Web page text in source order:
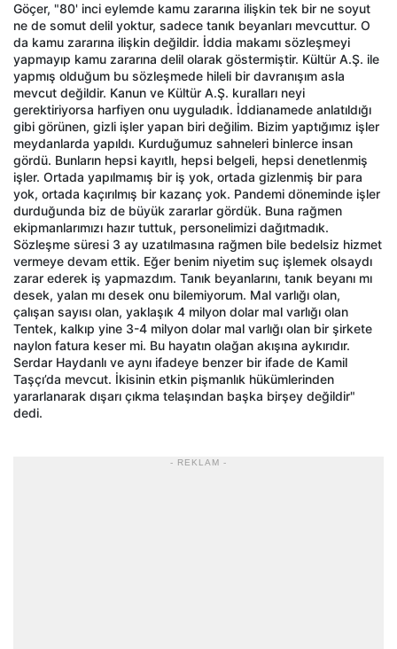
Göçer, "80' inci eylemde kamu zararına ilişkin tek bir ne soyut
ne de somut delil yoktur, sadece tanık beyanları mevcuttur. O
da kamu zararına ilişkin değildir. İddia makamı sözleşmeyi
yapmayıp kamu zararına delil olarak göstermiştir. Kültür A.Ş. ile
yapmış olduğum bu sözleşmede hileli bir davranışım asla
mevcut değildir. Kanun ve Kültür A.Ş. kuralları neyi
gerektiriyorsa harfiyen onu uyguladık. İddianamede anlatıldığı
gibi görünen, gizli işler yapan biri değilim. Bizim yaptığımız işler
meydanlarda yapıldı. Kurduğumuz sahneleri binlerce insan
gördü. Bunların hepsi kayıtlı, hepsi belgeli, hepsi denetlenmiş
işler. Ortada yapılmamış bir iş yok, ortada gizlenmiş bir para
yok, ortada kaçırılmış bir kazanç yok. Pandemi döneminde işler
durduğunda biz de büyük zararlar gördük. Buna rağmen
ekipmanlarımızı hazır tuttuk, personelimizi dağıtmadık.
Sözleşme süresi 3 ay uzatılmasına rağmen bile bedelsiz hizmet
vermeye devam ettik. Eğer benim niyetim suç işlemek olsaydı
zarar ederek iş yapmazdım. Tanık beyanlarını, tanık beyanı mı
desek, yalan mı desek onu bilemiyorum. Mal varlığı olan,
çalışan sayısı olan, yaklaşık 4 milyon dolar mal varlığı olan
Tentek, kalkıp yine 3-4 milyon dolar mal varlığı olan bir şirkete
naylon fatura keser mi. Bu hayatın olağan akışına aykırıdır.
Serdar Haydanlı ve aynı ifadeye benzer bir ifade de Kamil
Taşçı’da mevcut. İkisinin etkin pişmanlık hükümlerinden
yararlanarak dışarı çıkma telaşından başka birşey değildir"
dedi.
- REKLAM -